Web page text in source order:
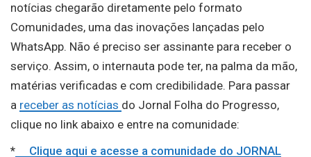
notícias chegarão diretamente pelo formato
Comunidades, uma das inovações lançadas pelo
WhatsApp. Não é preciso ser assinante para receber o
serviço. Assim, o internauta pode ter, na palma da mão,
matérias verificadas e com credibilidade. Para passar
a receber as notícias do Jornal Folha do Progresso,
clique no link abaixo e entre na comunidade:
* Clique aqui e acesse a comunidade do JORNAL